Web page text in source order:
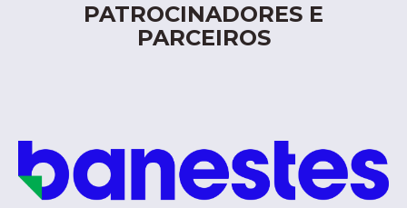
PATROCINADORES E
PARCEIROS